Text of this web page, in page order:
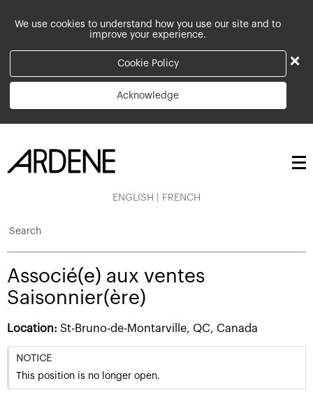
We use cookies to understand how you use our site and to
improve your experience.
Cookie Policy
Acknowledge
×
ENGLISH FRENCH
Search
Associé(e) aux ventes
Saisonnier(ère)
Location: St-Bruno-de-Montarville, QC, Canada
NOTICE
This position is no longer open.